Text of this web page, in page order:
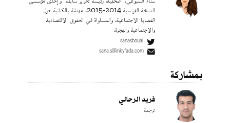
النسخة الفرنسية 2014-2015. مهتمّة بالكاتبة حول
القضايا الاجتماعية، والمساواة في الحقوق الاقتصادية
والاجتماعية والهجرة.
sanasbouai
sana.s@inkyfada.com
بمشاركة
فريد الرحالي
ترجمة